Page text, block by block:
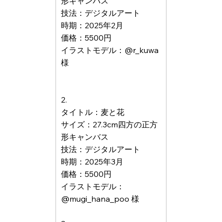
技法：デジタルアート
時期：2025年2月
価格：5500円
イラストモデル：@r_kuwa
様
2.
タイトル：麦と花
サイズ：27.3cm四方の正方
形キャンバス
技法：デジタルアート
時期：2025年3月
価格：5500円
イラストモデル：
@mugi_hana_poo 様